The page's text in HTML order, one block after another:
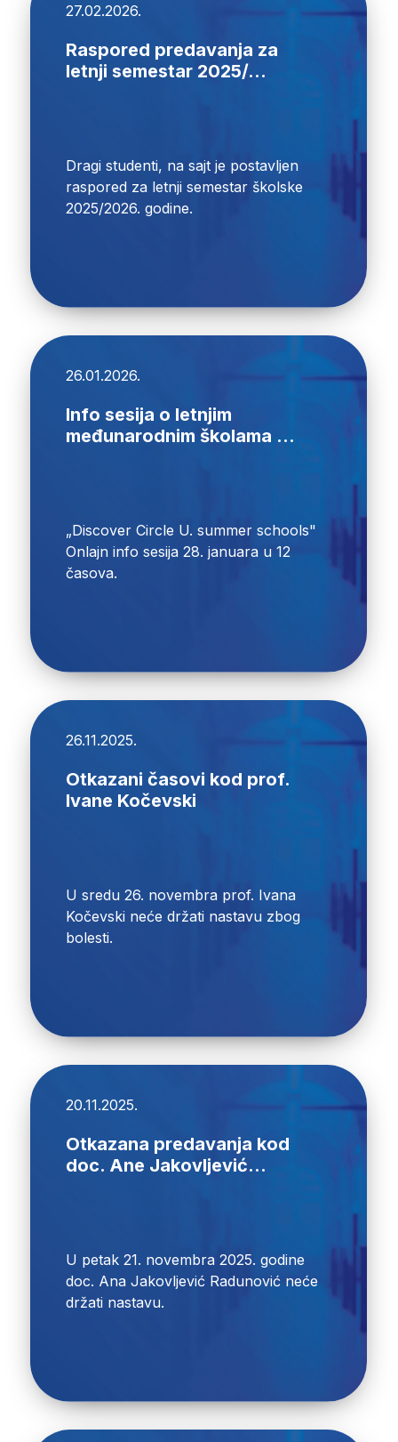
27.02.2026.
Raspored predavanja za
letnji semestar 2025/...
Dragi studenti, na sajt je postavljen
raspored za letnji semestar školske
2025/2026. godine.
26.01.2026.
Info sesija o letnjim
međunarodnim školama ...
„Discover Circle U. summer schools"
Onlajn info sesija 28. januara u 12
časova.
26.11.2025.
Otkazani časovi kod prof.
Ivane Kočevski
U sredu 26. novembra prof. Ivana
Kočevski neće držati nastavu zbog
bolesti.
20.11.2025.
Otkazana predavanja kod
doc. Ane Jakovljević...
U petak 21. novembra 2025. godine
doc. Ana Jakovljević Radunović neće
držati nastavu.